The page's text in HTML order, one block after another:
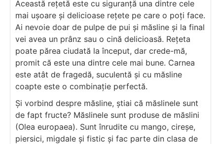
Această rețetă este cu siguranță una dintre cele
mai ușoare și delicioase rețete pe care o poți face.
Ai nevoie doar de pulpe de pui și măsline și la final
vei avea un prânz sau o cină delicioasă. Rețeta
poate părea ciudată la început, dar crede-mă,
promit că este una dintre cele mai bune. Carnea
este atât de fragedă, suculentă și cu măsline
coapte este o combinație perfectă.
Și vorbind despre măsline, știai că măslinele sunt
de fapt fructe? Măslinele sunt produse de măslini
(Olea europaea). Sunt înrudite cu mango, cireșe,
piersici, migdale și fistic și fac parte din clasa de